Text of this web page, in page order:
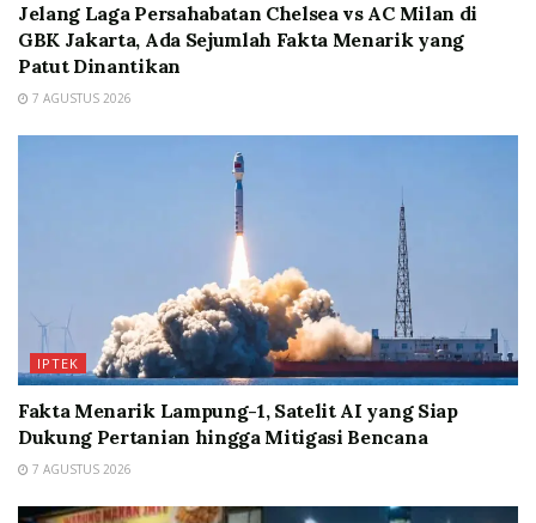
Jelang Laga Persahabatan Chelsea vs AC Milan di
GBK Jakarta, Ada Sejumlah Fakta Menarik yang
Patut Dinantikan
7 AGUSTUS 2026
IPTEK
Fakta Menarik Lampung-1, Satelit AI yang Siap
Dukung Pertanian hingga Mitigasi Bencana
7 AGUSTUS 2026